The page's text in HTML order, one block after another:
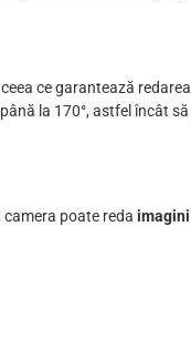
ce garantează
la 170°, astfel încât
poate reda